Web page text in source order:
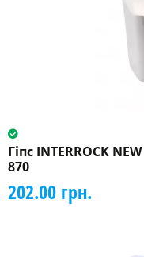
Гіпс INTERROCK
870
202.00 грн.